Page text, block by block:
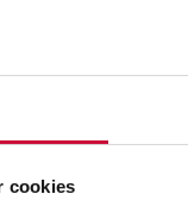
cookies